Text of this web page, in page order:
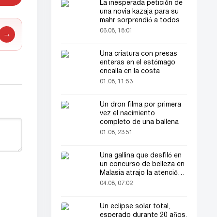
→
La inesperada petición de
una novia kazaja para su
mahr sorprendió a todos
06.08, 18:01
Una criatura con presas
enteras en el estómago
encalla en la costa
01.08, 11:53
Un dron filma por primera
vez el nacimiento
completo de una ballena
01.08, 23:51
Una gallina que desfiló en
un concurso de belleza en
Malasia atrajo la atención
del público
04.08, 07:02
Un eclipse solar total,
esperado durante 20 años,